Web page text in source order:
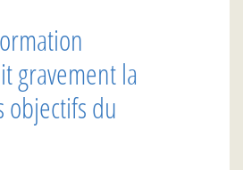
gravement la
objectifs du